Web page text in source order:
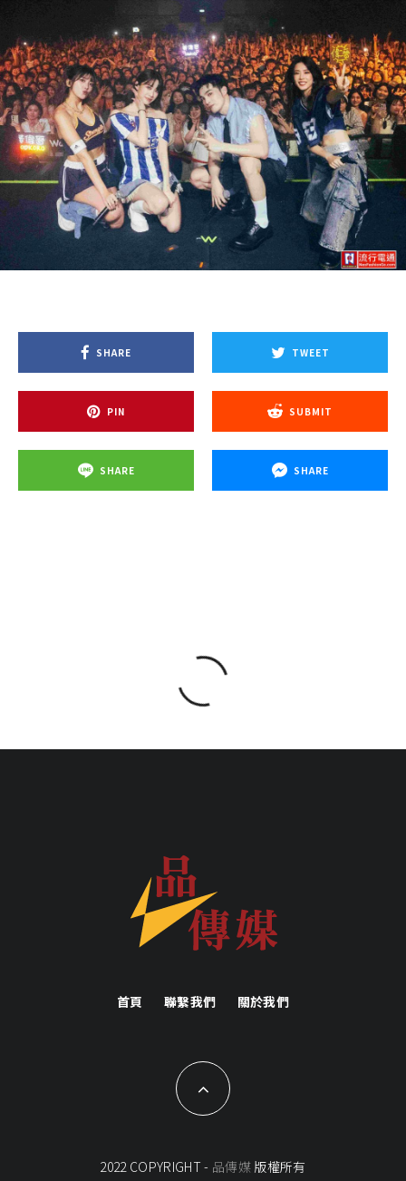
SHARE TWEET
PIN SUBMIT
SHARE SHARE
首頁 聯繫我們 關於我們
2022 COPYRIGHT - 品傳媒 版權所有